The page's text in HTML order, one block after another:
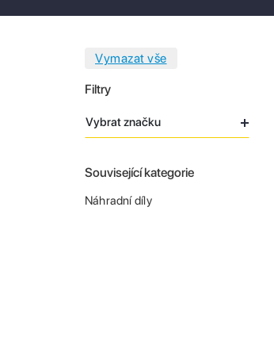
Filtry
Vybrat značku
Související kategorie
Náhradní díly